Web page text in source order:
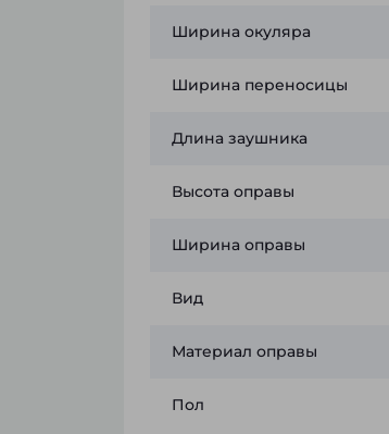
Ширина окуляра
Ширина переносицы
Длина заушника
Высота оправы
Ширина оправы
Вид
Материал оправы
Пол